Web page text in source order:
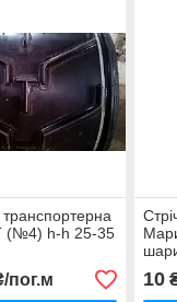
(№4) h-h 25-35
пог.м 10